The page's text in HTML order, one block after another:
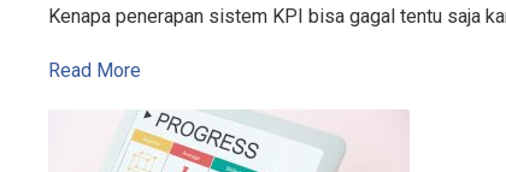
Kenapa penerapan sistem KPI bisa gagal tentu saja
Read More